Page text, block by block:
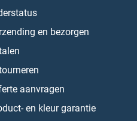
en bezorgen
aanvragen
en kleur garantie